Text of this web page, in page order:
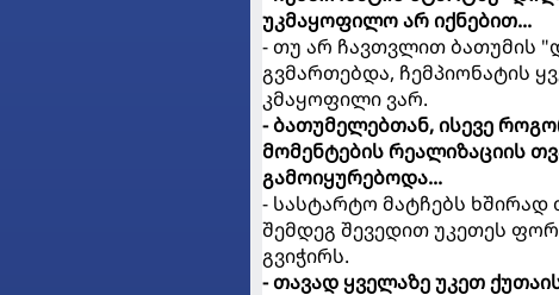
უკმაყოფილო არ იქნებით...
- თუ არ ჩავთვლით ბათუმის
გვმართებდა, ჩემპიონატის
კმაყოფილი ვარ.
- ბათუმელებთან, ისევე
მომენტების რეალიზაციის
გამოიყურებოდა...
- სასტარტო მატჩებს
შემდეგ შევედით უკეთეს
გვიჭირს.
- თავად ყველაზე უკეთ